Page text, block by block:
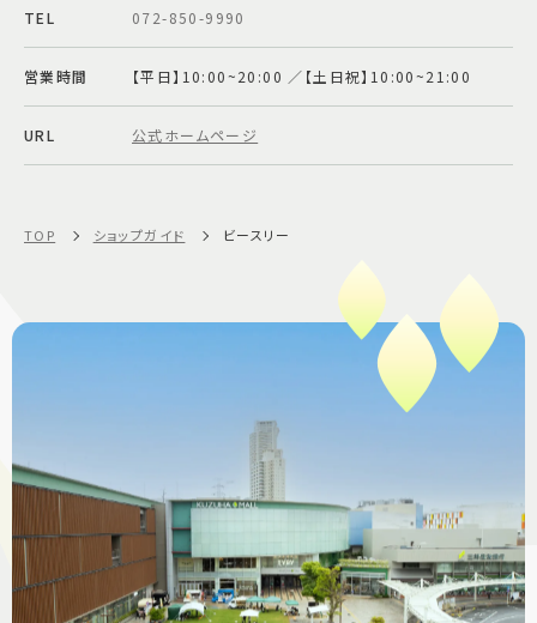
TEL 072-850-9990
営業時間 【平日】10:00~20:00 ／【土日祝】10:00~21:00
URL 公式ホームページ
TOP ショップガイド ビースリー